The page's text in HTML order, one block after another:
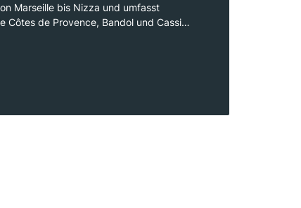
Marseille bis Nizza und umfasst
Côtes de Provence, Bandol und Cassis.
für den Anbau von Rebsorten wie
Besonders beliebt sind die
drei Viertel der Produktion